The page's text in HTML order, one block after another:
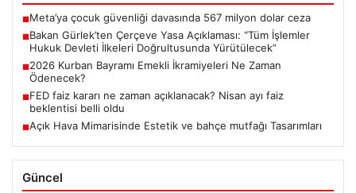
■Meta’ya çocuk güvenliği davasında 567 milyon dolar ceza
■Bakan Gürlek’ten Çerçeve Yasa Açıklaması: “Tüm İşlemler
Hukuk Devleti İlkeleri Doğrultusunda Yürütülecek”
■2026 Kurban Bayramı Emekli İkramiyeleri Ne Zaman
Ödenecek?
■FED faiz kararı ne zaman açıklanacak? Nisan ayı faiz
beklentisi belli oldu
■Açık Hava Mimarisinde Estetik ve bahçe mutfağı Tasarımları
Güncel